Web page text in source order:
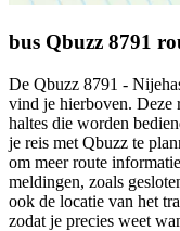
bus Qbuzz 8791
De Qbuzz 8791 -
vind je hierboven. Deze
haltes die worden
je reis met Qbuzz te
om meer route
meldingen, zoals
ook de locatie van het
zodat je precies weet